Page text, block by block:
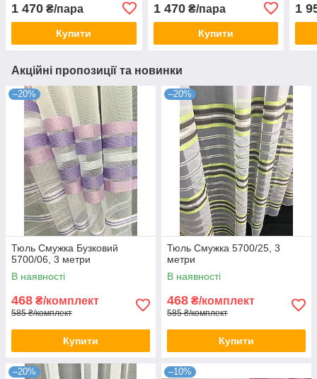
1 470 ₴/пара
Купити
1 470₴/пара
Купити
1
Акційні пропозиції та новинки
–20%
Тюль Смужка Бузковий
5700/06, 3 метри
В наявності
468 ₴/комплект
585 ₴/комплект
Купити
–20%
Тюль Смужка 5700/25, 3
метри
В наявності
468 ₴/комплект
585 ₴/комплект
Купити
–20% –10%